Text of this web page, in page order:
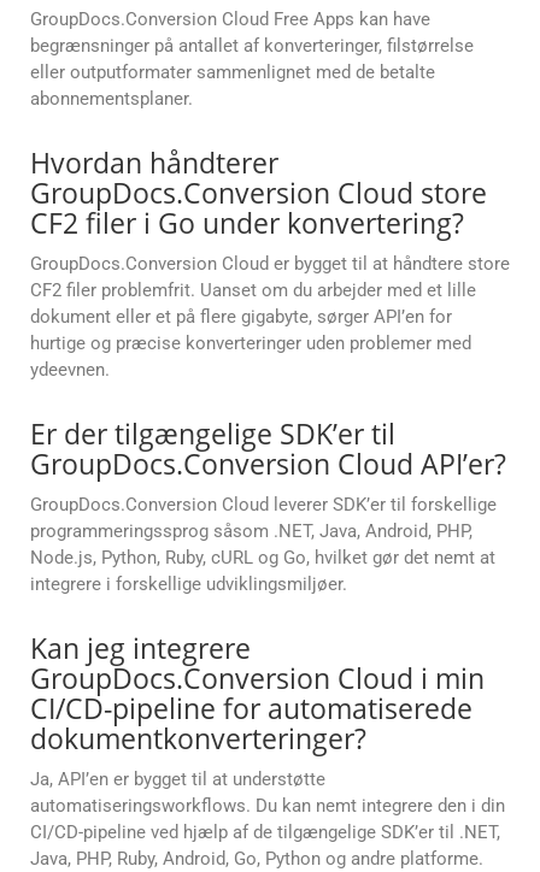
GroupDocs.Conversion Cloud Free Apps kan have
begrænsninger på antallet af konverteringer, filstørrelse
eller outputformater sammenlignet med de betalte
abonnementsplaner.
Hvordan håndterer
GroupDocs.Conversion Cloud store
CF2 filer i Go under konvertering?
GroupDocs.Conversion Cloud er bygget til at håndtere store
CF2 filer problemfrit. Uanset om du arbejder med et lille
dokument eller et på flere gigabyte, sørger API’en for
hurtige og præcise konverteringer uden problemer med
ydeevnen.
Er der tilgængelige SDK’er til
GroupDocs.Conversion Cloud API’er?
GroupDocs.Conversion Cloud leverer SDK’er til forskellige
programmeringssprog såsom .NET, Java, Android, PHP,
Node.js, Python, Ruby, cURL og Go, hvilket gør det nemt at
integrere i forskellige udviklingsmiljøer.
Kan jeg integrere
GroupDocs.Conversion Cloud i min
CI/CD-pipeline for automatiserede
dokumentkonverteringer?
Ja, API’en er bygget til at understøtte
automatiseringsworkflows. Du kan nemt integrere den i din
CI/CD-pipeline ved hjælp af de tilgængelige SDK’er til .NET,
Java, PHP, Ruby, Android, Go, Python og andre platforme.